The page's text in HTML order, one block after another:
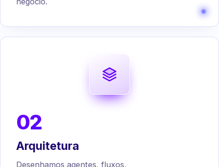
02
Arquitetura
Desenhamos agentes, fluxos,